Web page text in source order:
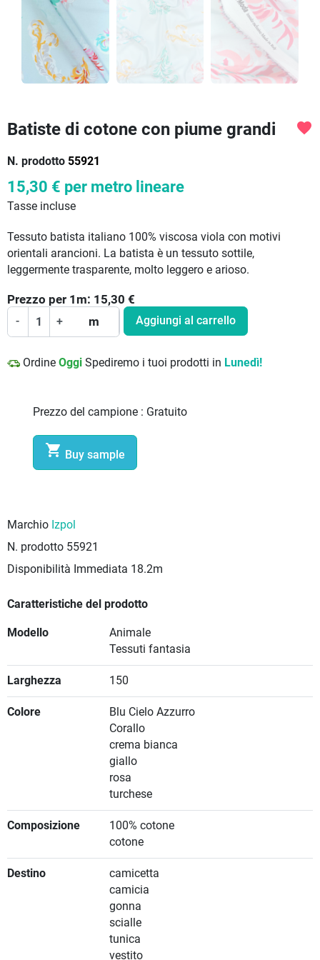
Batiste di cotone con piume grandi
N. prodotto 55921
favorite
15,30 € per metro lineare
Tasse incluse
Tessuto batista italiano 100% viscosa viola con motivi
orientali arancioni. La batista è un tessuto sottile,
leggermente trasparente, molto leggero e arioso.
Prezzo per 1 m: 15,30 €
- + m Aggiungi al carrello
Ordine Oggi Spediremo i tuoi prodotti in Lunedì!
Prezzo del campione : Gratuito
 Buy sample
Marchio Izpol
N. prodotto 55921
Disponibilità Immediata 18.2m
Caratteristiche del prodotto
Modello
Animale
Tessuti fantasia
Larghezza 150
Colore
Blu Cielo Azzurro
Corallo
crema bianca
giallo
rosa
turchese
Composizione
100% cotone
cotone
Destino
camicetta
camicia
gonna
scialle
tunica
vestito